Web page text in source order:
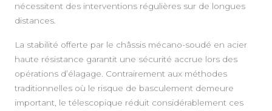
nécessitent des interventions régulières sur de longues
distances.
La stabilité offerte par le châssis mécano-soudé en acier
haute résistance garantit une sécurité accrue lors des
opérations d’élagage. Contrairement aux méthodes
traditionnelles où le risque de basculement demeure
important, le télescopique réduit considérablement ces